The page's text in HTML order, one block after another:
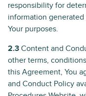
responsibility for
information
Your purposes.
2.3 Content and
other terms,
this Agreement, You
and Conduct Policy